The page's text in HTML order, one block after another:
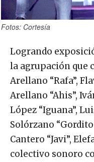
Fotos: Cortesía
Logrando
la agrupación que
Arellano “Rafa”,
Arellano “Ahis”,
López “Iguana”,
Solórzano
Cantero “Javi”,
colectivo sonoro